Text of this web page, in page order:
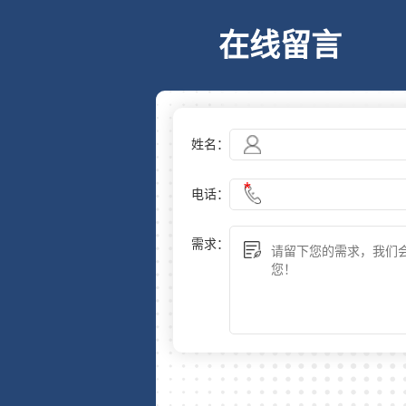
在线留言
姓名：
电话：
需求：